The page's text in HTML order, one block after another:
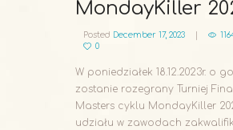
MondayKiller
Posted December 17, 2023
0
W poniedziałek 18.12.2023r. o
zostanie rozegrany Turniej
Masters cyklu MondayKiller
udziału w zawodach